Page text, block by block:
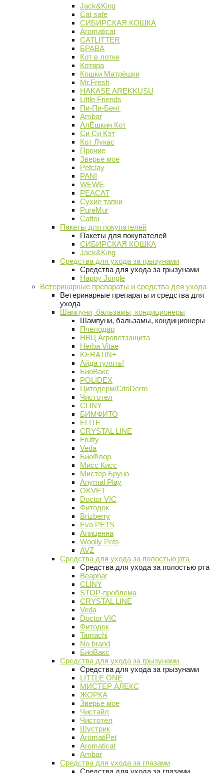
Jack&King
Cat safe
СИБИРСКАЯ КОШКА
Aromaticat
CATLITTER
БРАВА
Кот в лотке
Котяра
Кошки Матрёшки
Mr.Fresh
HAKASE AREKKUSU
Little Friends
Пи-Пи-Бент
Ambar
АлЁшкин Кот
Си Си Кэт
Кот Лукас
Прочие
Зверье мое
Petclay
PANI
WEWE
PEACAT
Сухие тапки
PureMur
Cattoi
Пакеты для покупателей
Пакеты для покупателей
СИБИРСКАЯ КОШКА
Jack&King
Средства для ухода за грызунами
Средства для ухода за грызунами
Happy Jungle
Ветеринарные препараты и средства для ухода
Ветеринарные препараты и средства для
ухода
Шампуни, бальзамы, кондиционеры
Шампуни, бальзамы, кондиционеры
Пчелодар
НВЦ Агроветзащита
Herba Vitae
KERATIN+
Айда гулять!
БиоВакс
POLIDEX
Цитодерм/CitoDerm
Чистотел
CLINY
БИМФИТО
ELITE
CRYSTAL LINE
Frutty
Veda
БиоФлор
Мисс Кисс
Мистер Бруно
Anymal Play
OKVET
Doctor VIC
Фитодок
Brizberry
Eva PETS
Апиценна
Woolly Pets
AVZ
Средства для ухода за полостью рта
Средства для ухода за полостью рта
Beaphar
CLINY
STOP-проблема
CRYSTAL LINE
Veda
Doctor VIC
Фитодок
Tamachi
No brand
БиоВакс
Средства для ухода за грызунами
Средства для ухода за грызунами
LITTLE ONE
МИСТЕР АЛЕКС
ЖОРКА
Зверье мое
Чистайл
Чистотел
Шустрик
AromatiPet
Aromaticat
Ambar
Средства для ухода за глазами
Средства для ухода за глазами